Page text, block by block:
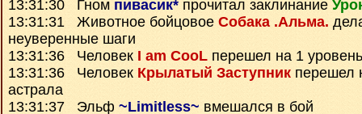
13:31:30 Гном пивасик* прочитал заклинание
13:31:31 Животное бойцовое Собака .Альма.
неуверенные шаги
13:31:36 Человек I am CooL перешел на 1
13:31:36 Человек Крылатый Заступник перешел
астрала
13:31:37 Эльф ~Limitless~ вмешался в бой